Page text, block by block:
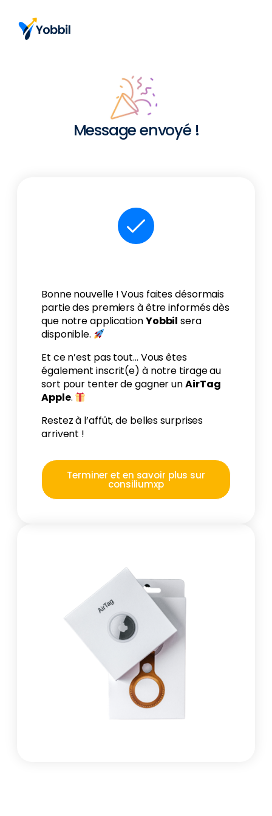
Message envoyé !
Bonne nouvelle ! Vous faites désormais
partie des premiers à être informés dès
que notre applicationYobbil sera
disponible.
Et ce n’est pas tout… Vous êtes
également inscrit(e) à notre tirage au
sort pour tenter de gagner unAirTag
Apple.
Restez à l’affût, de belles surprises
arrivent !
Terminer et en savoir plus sur
consiliumxp